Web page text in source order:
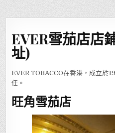
EVER雪茄店店
址)
EVER TOBACCO在香港，成立於
任。
旺角雪茄店